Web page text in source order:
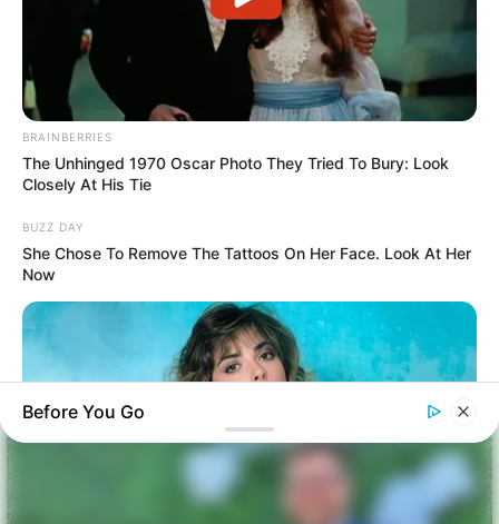
BRAINBERRIES
The Unhinged 1970 Oscar Photo They Tried To Bury: Look
Closely At His Tie
BUZZ DAY
She Chose To Remove The Tattoos On Her Face. Look At Her
Now
Before You Go